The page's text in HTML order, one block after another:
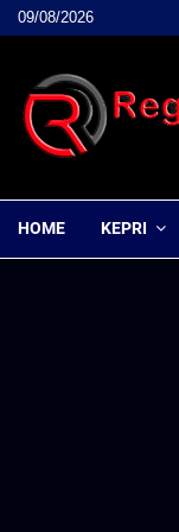
09/08/2026
HOME KEPRI